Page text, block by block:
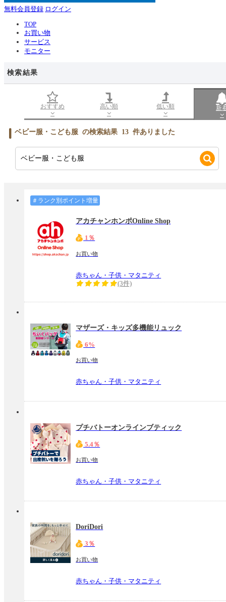
無料会員登録 ログイン
TOP
お買い物
サービス
モニター
検索結果
おすすめ 高い順 低い順 新
ベビー服・こども服 の検索結果 13 件ありました
＃ランク別ポイント増量
アカチャンホンポOnline Shop
1％
お買い物
赤ちゃん・子供・マタニティ
(3件)
マザーズ・キッズ多機能リュック
6%
お買い物
赤ちゃん・子供・マタニティ
プチバトーオンラインブティック
5.4％
お買い物
赤ちゃん・子供・マタニティ
DoriDori
3％
お買い物
赤ちゃん・子供・マタニティ